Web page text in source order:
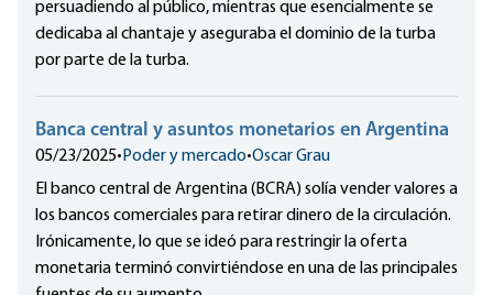
persuadiendo al público, mientras que esencialmente se
dedicaba al chantaje y aseguraba el dominio de la turba
por parte de la turba.
Banca central y asuntos monetarios en Argentina
05/23/2025• Poder y mercado•Oscar Grau
El banco central de Argentina (BCRA) solía vender valores a
los bancos comerciales para retirar dinero de la circulación.
Irónicamente, lo que se ideó para restringir la oferta
monetaria terminó convirtiéndose en una de las principales